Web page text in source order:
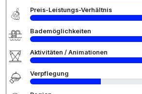
Preis-Leistungs-Verhältnis
Bademöglichkeiten
Aktivitäten / Animationen
Verpflegung